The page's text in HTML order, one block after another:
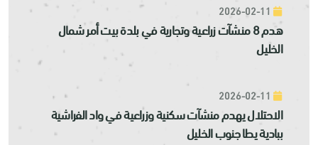
هدم 8 منشآت زراعية وتجارية في بلدة بيت أمر شمال
الخليل
الاحتلال يهدم منشآت سكنية وزراعية في واد الفراشية
ببادية يطا جنوب الخليل